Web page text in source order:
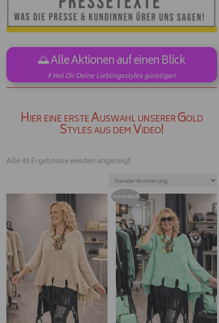
🌅 Alle Aktionen auf einen Blick
💃 Hol Dir Deine Lieblingsstyles günstiger!
Hier eine erste Auswahl unserer Gold
Styles aus dem Video!
Alle 43 Ergebnisse werden angezeigt
Ausverkauft